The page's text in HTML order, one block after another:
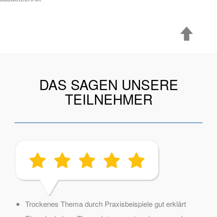
DAS SAGEN UNSERE
TEILNEHMER
Trockenes Thema durch Praxisbeispiele gut erklärt